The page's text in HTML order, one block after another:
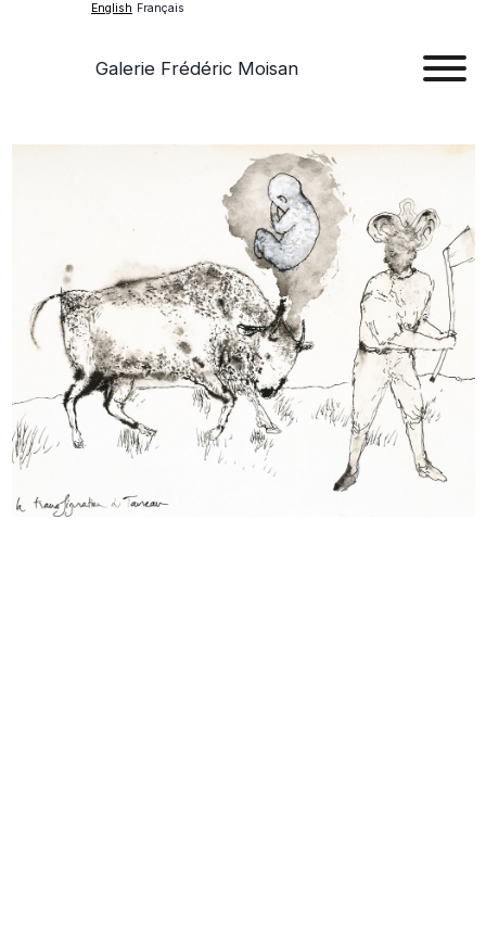
English Français
Galerie Frédéric Moisan